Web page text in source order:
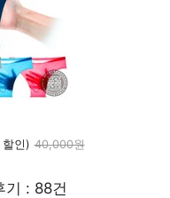
할인) 40,000원
: 88건